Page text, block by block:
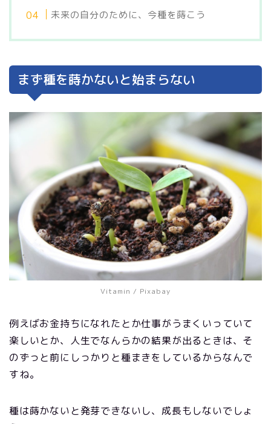
未来の自分のために、今種を蒔こう
まず種を蒔かないと始まらない
Vitamin / Pixabay
例えばお金持ちになれたとか仕事がうまくいっていて
楽しいとか、人生でなんらかの結果が出るときは、そ
のずっと前にしっかりと種まきをしているからなんで
すね。
種は蒔かないと発芽できないし、成長もしないでしょ